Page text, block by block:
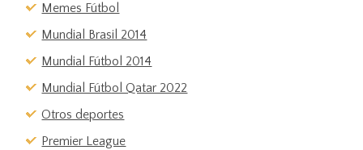
Memes Fútbol
Mundial Brasil 2014
Mundial Fútbol 2014
Mundial Fútbol Qatar 2022
Otros deportes
Premier League